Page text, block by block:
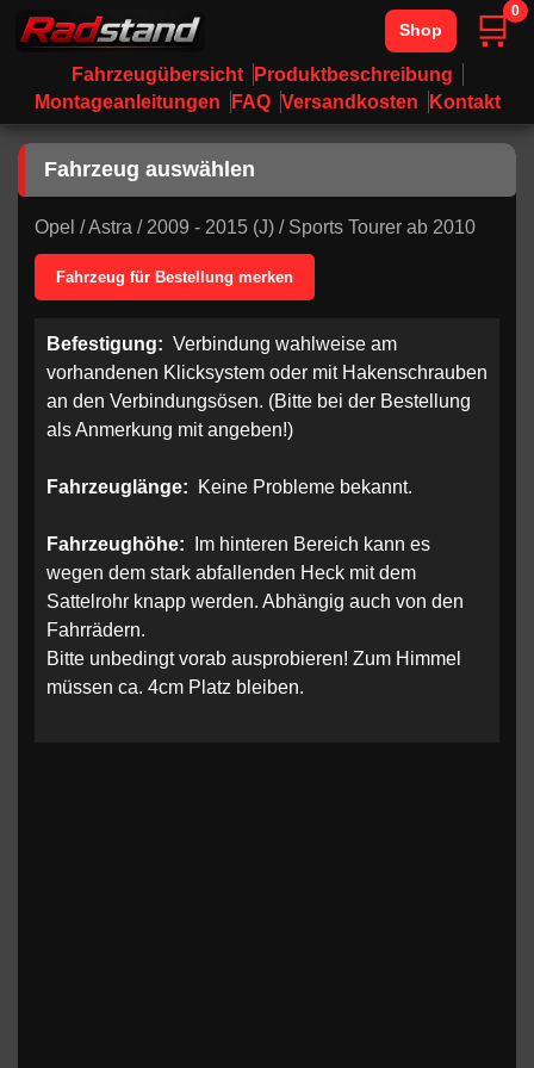
Fahrzeugübersicht
Produktbeschreibung
Montageanleitungen
FAQ Versandkosten Kontakt
Shop 🛒0
Fahrzeug auswählen
Opel /Astra / 2009 - 2015 (J) / Sports Tourer ab 2010
Fahrzeug für Bestellung merken
Befestigung: Verbindung wahlweise am
vorhandenen Klicksystem oder mit Hakenschrauben
an den Verbindungsösen. (Bitte bei der Bestellung
als Anmerkung mit angeben!)
Fahrzeuglänge: Keine Probleme bekannt.
Fahrzeughöhe:
Im hinteren Bereich kann es
wegen dem stark abfallenden Heck mit dem
Sattelrohr knapp werden. Abhängig auch von den
Fahrrädern.
Bitte unbedingt vorab ausprobieren! Zum Himmel
müssen ca. 4cm Platz bleiben.